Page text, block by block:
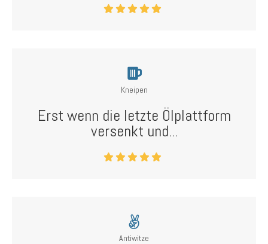
Kneipen
Erst wenn die letzte Ölplattform
versenkt und...
Antiwitze